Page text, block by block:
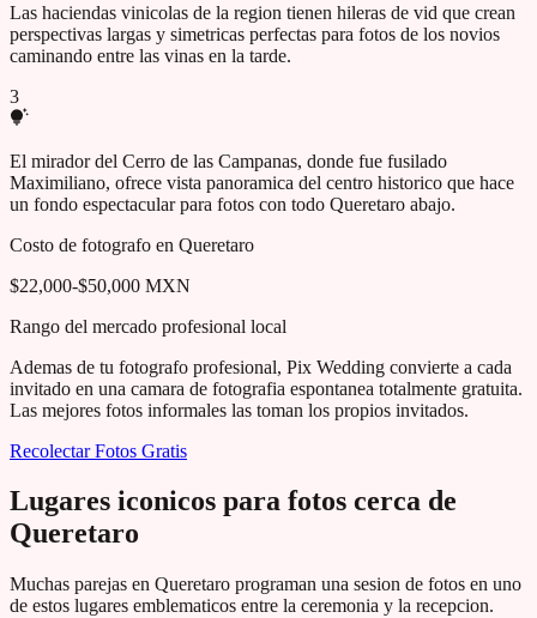
Las haciendas vinicolas de la region tienen hileras de vid que crean
perspectivas largas y simetricas perfectas para fotos de los novios
caminando entre las vinas en la tarde.
3
El mirador del Cerro de las Campanas, donde fue fusilado
Maximiliano, ofrece vista panoramica del centro historico que hace
un fondo espectacular para fotos con todo Queretaro abajo.
Costo de fotografo en Queretaro
$22,000-$50,000 MXN
Rango del mercado profesional local
Ademas de tu fotografo profesional, Pix Wedding convierte a cada
invitado en una camara de fotografia espontanea totalmente gratuita.
Las mejores fotos informales las toman los propios invitados.
Recolectar Fotos Gratis
Lugares iconicos para fotos cerca de
Queretaro
Muchas parejas en Queretaro programan una sesion de fotos en uno
de estos lugares emblematicos entre la ceremonia y la recepcion.